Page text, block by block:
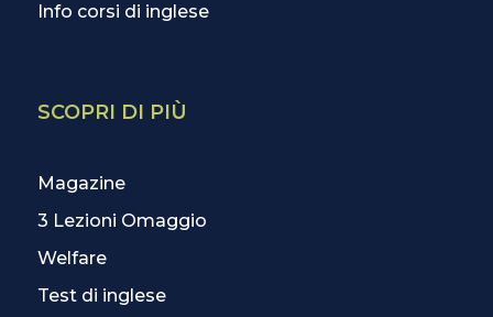
Info corsi di inglese
SCOPRI DI PIÙ
Magazine
3 Lezioni Omaggio
Welfare
Test di inglese